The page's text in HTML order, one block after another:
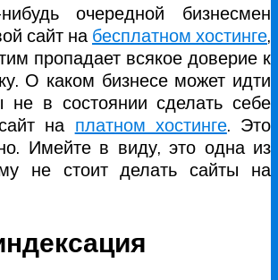
очередной бизнесмен
сайт на бесплатном хостинге,
пропадает всякое доверие к
О каком бизнесе может идти
не в состоянии сделать себе
на платном хостинге. Это
Имейте в виду, это одна из
не стоит делать сайты на